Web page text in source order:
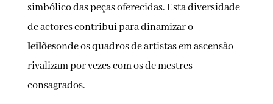
simbólico das peças oferecidas. Esta diversidade
de actores contribui para dinamizar o
leilõesonde os quadros de artistas em ascensão
rivalizam por vezes com os de mestres
consagrados.